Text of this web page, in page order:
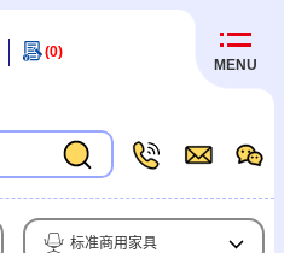
(0)
MENU
标准商用家具